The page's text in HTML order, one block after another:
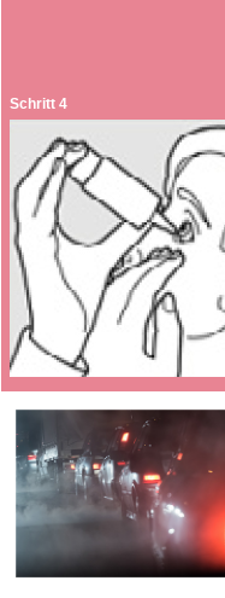
Schritt 4